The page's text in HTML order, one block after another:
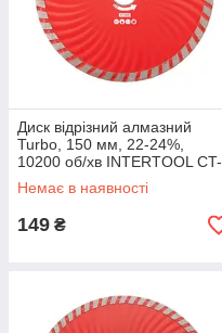
Диск відрізний алмазний
Turbo, 150 мм, 22-24%,
10200 об/хв INTERTOOL CT-
2008
Немає в наявності
149 ₴